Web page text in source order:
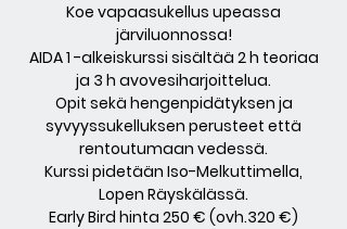
Koe vapaasukellus upeassa
järviluonnossa!
AIDA 1 -alkeiskurssi sisältää 2 h teoriaa
ja 3 h avovesiharjoittelua.
Opit sekä hengenpidätyksen ja
syvyyssukelluksen perusteet että
rentoutumaan vedessä.
Kurssi pidetään Iso-Melkuttimella,
Lopen Räyskälässä.
Early Bird hinta 250 € (ovh.320 €)